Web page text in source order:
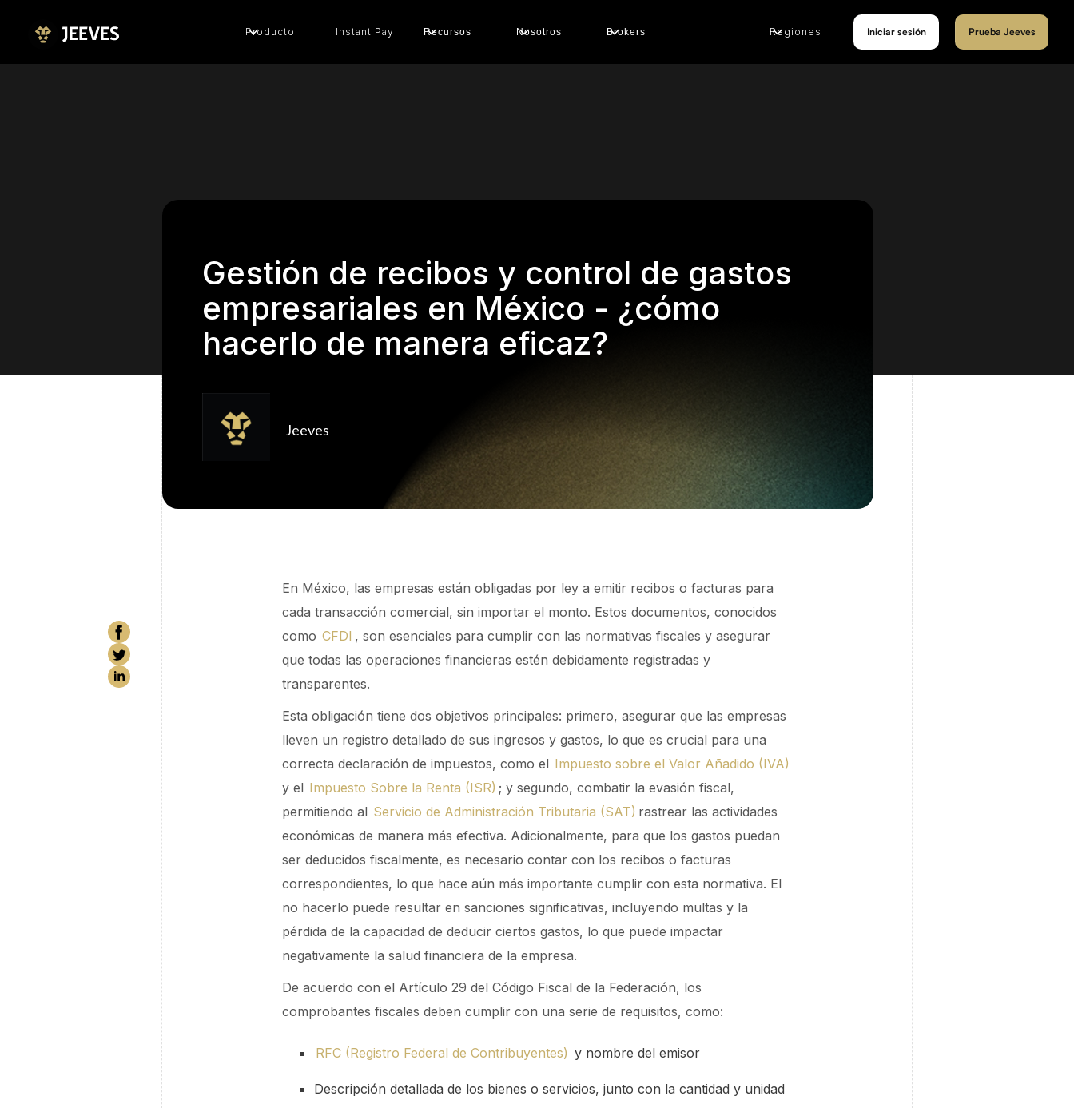
Producto Instant Pay Recursos Nosotros Brokers Regiones Iniciar sesión Prueba Jeeves
Gestión de recibos y control de gastos
empresariales en México - ¿cómo
hacerlo de manera eficaz?
Jeeves
En México, las empresas están obligadas por ley a emitir recibos o facturas para
cada transacción comercial, sin importar el monto. Estos documentos, conocidos
como CFDI , son esenciales para cumplir con las normativas fiscales y asegurar
que todas las operaciones financieras estén debidamente registradas y
transparentes.
Esta obligación tiene dos objetivos principales: primero, asegurar que las empresas
lleven un registro detallado de sus ingresos y gastos, lo que es crucial para una
correcta declaración de impuestos, como el Impuesto sobre el Valor Añadido (IVA)
y el Impuesto Sobre la Renta (ISR) ; y segundo, combatir la evasión fiscal,
permitiendo al Servicio de Administración Tributaria (SAT) rastrear las actividades
económicas de manera más efectiva. Adicionalmente, para que los gastos puedan
ser deducidos fiscalmente, es necesario contar con los recibos o facturas
correspondientes, lo que hace aún más importante cumplir con esta normativa. El
no hacerlo puede resultar en sanciones significativas, incluyendo multas y la
pérdida de la capacidad de deducir ciertos gastos, lo que puede impactar
negativamente la salud financiera de la empresa.
De acuerdo con el Artículo 29 del Código Fiscal de la Federación, los
comprobantes fiscales deben cumplir con una serie de requisitos, como:
RFC (Registro Federal de Contribuyentes) y nombre del emisor
Descripción detallada de los bienes o servicios, junto con la cantidad y unidad